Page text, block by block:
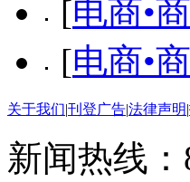
[电商•
[电商•
关于我们|刊登广告|法律声明|
新闻热线：